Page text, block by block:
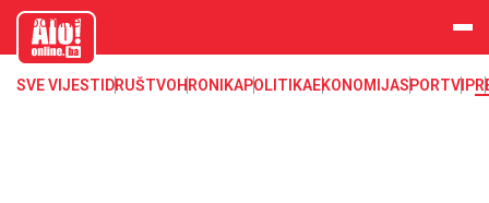
aloonline.b
SVE VIJESTI DRUŠTVOHRONIKAPOLITIKAEKONOMIJASPORTVIP